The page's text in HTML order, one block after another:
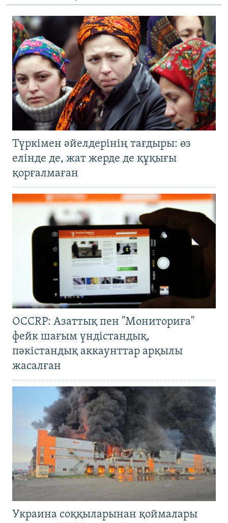
Түркімен әйелдерінің тағдыры: өз
елінде де, жат жерде де құқығы
қорғалмаған
OCCRP: Азаттық пен "Мониториға"
фейк шағым үндістандық,
пәкістандық аккаунттар арқылы
жасалған
Украина соққыларынан қоймалары